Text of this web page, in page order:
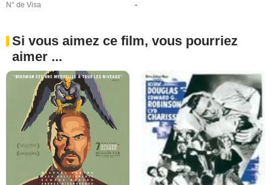
N° de Visa
-
Si vous aimez ce film, vous pourriez
aimer ...